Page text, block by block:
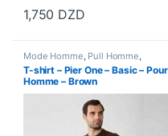
1,750 DZD
Ce produit a plusieurs
Mode Homme Pull Homme
Vetements Homme
T-shirt – Pier One – Basic – Pour
Homme – Brown